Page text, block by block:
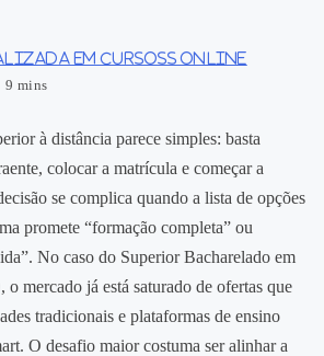
em Cursoss Online
9 mins
à distância parece simples: basta
colocar a matrícula e começar a
se complica quando a lista de opções
promete “formação completa” ou
No caso do Superior Bacharelado em
mercado já está saturado de ofertas que
tradicionais e plataformas de ensino
O desafio maior costuma ser alinhar a